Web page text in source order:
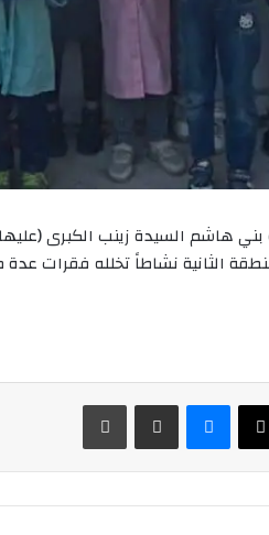
بني هاشم السيدة زينب الكبرى
الثانية نشاطاً تخلله فقرات
‫X ماسنجر مشاركة عبر البريد طباعة